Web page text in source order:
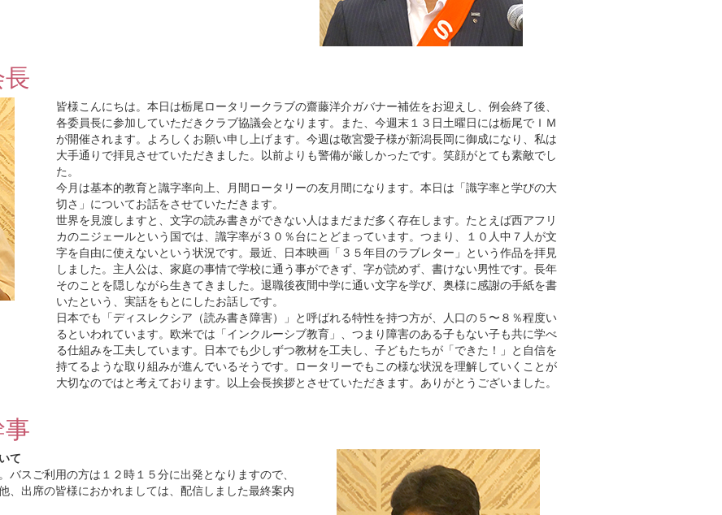
皆様こんにちは。本日は栃尾ロータリークラブの齋藤洋介ガバナー補佐をお迎えし、例会終了後、
各委員長に参加していただきクラブ協議会となります。また、今週末１３日土曜日には栃尾でＩＭ
が開催されます。よろしくお願い申し上げます。今週は敬宮愛子様が新潟長岡に御成になり、私は
大手通りで拝見させていただきました。以前よりも警備が厳しかったです。笑顔がとても素敵でし
た。
今月は基本的教育と識字率向上、月間ロータリーの友月間になります。本日は「識字率と学びの大
切さ」についてお話をさせていただきます。
世界を見渡しますと、文字の読み書きができない人はまだまだ多く存在します。たとえば西アフリ
カのニジェールという国では、識字率が３０％台にとどまっています。つまり、１０人中７人が文
字を自由に使えないという状況です。最近、日本映画「３５年目のラブレター」という作品を拝見
しました。主人公は、家庭の事情で学校に通う事ができず、字が読めず、書けない男性です。長年
そのことを隠しながら生きてきました。退職後夜間中学に通い文字を学び、奥様に感謝の手紙を書
いたという、実話をもとにしたお話しです。
日本でも「ディスレクシア（読み書き障害）」と呼ばれる特性を持つ方が、人口の５〜８％程度い
るといわれています。欧米では「インクルーシブ教育」、つまり障害のある子もない子も共に学べ
る仕組みを工夫しています。日本でも少しずつ教材を工夫し、子どもたちが「できた！」と自信を
持てるような取り組みが進んでいるそうです。ロータリーでもこの様な状況を理解していくことが
大切なのではと考えております。以上会長挨拶とさせていただきます。ありがとうございました。
て
スご利用の方は１２時１５分に出発となりますので、
、出席の皆様におかれましては、配信しました最終案内